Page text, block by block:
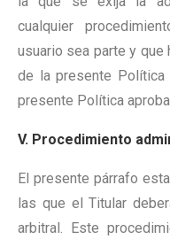
cualquier
usuario sea parte y que
de la presente
presente Política
V. Procedimiento
El presente párrafo
las que el Titular
arbitral. Este